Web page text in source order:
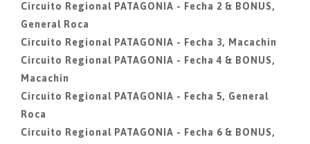
Circuito Regional PATAGONIA - Fecha 2 & BONUS,
General Roca
Circuito Regional PATAGONIA - Fecha 3, Macachin
Circuito Regional PATAGONIA - Fecha 4 & BONUS,
Macachin
Circuito Regional PATAGONIA - Fecha 5, General
Roca
Circuito Regional PATAGONIA - Fecha 6 & BONUS,